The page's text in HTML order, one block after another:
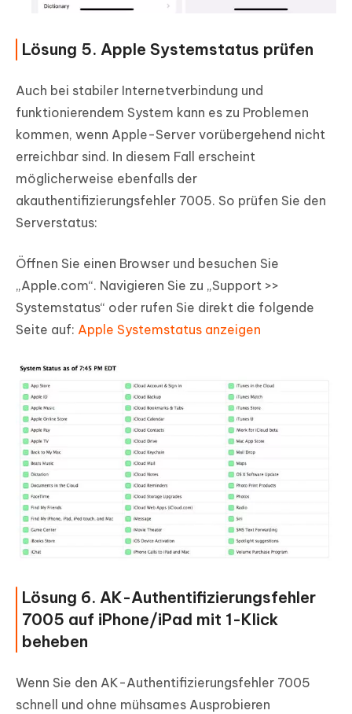
Lösung 5. Apple Systemstatus prüfen
Auch bei stabiler Internetverbindung und
funktionierendem System kann es zu Problemen
kommen, wenn Apple-Server vorübergehend nicht
erreichbar sind. In diesem Fall erscheint
möglicherweise ebenfalls der
akauthentifizierungsfehler 7005. So prüfen Sie den
Serverstatus:
Öffnen Sie einen Browser und besuchen Sie
„Apple.com“. Navigieren Sie zu „Support >>
Systemstatus“ oder rufen Sie direkt die folgende
Seite auf: Apple Systemstatus anzeigen
Lösung 6. AK-Authentifizierungsfehler
7005 auf iPhone/iPad mit 1-Klick
beheben
Wenn Sie den AK-Authentifizierungsfehler 7005
schnell und ohne mühsames Ausprobieren